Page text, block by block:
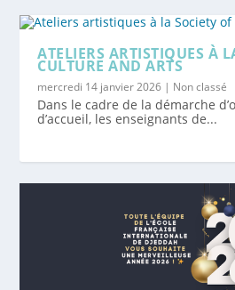
ATELIERS ARTISTIQUES À
CULTURE AND ARTS
mercredi 14 janvier 2026 | Non classé
Dans le cadre de la démarche
d’accueil, les enseignants de...